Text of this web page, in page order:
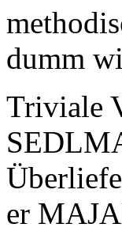
dumm
Triviale
er